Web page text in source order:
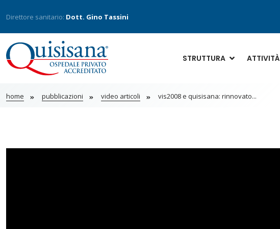
Direttore sanitario: Dott. Gino Tassini
STRUTTURA ATTIVITÀ
home pubblicazioni video articoli vis2008 e quisisana: rinnovato...